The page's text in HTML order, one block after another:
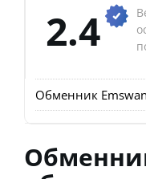
2.4
Обменник